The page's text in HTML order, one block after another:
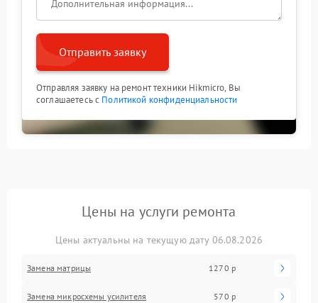
Отправить заявку
Отправляя заявку на ремонт техники Hikmicro, Вы
соглашаетесь с Политикой конфиденциальности
Цены на услуги ремонта
Цены актуальны на текущую дату 06.08.2026
Замена матрицы 1270 р
Замена микросхемы усилителя 570 р